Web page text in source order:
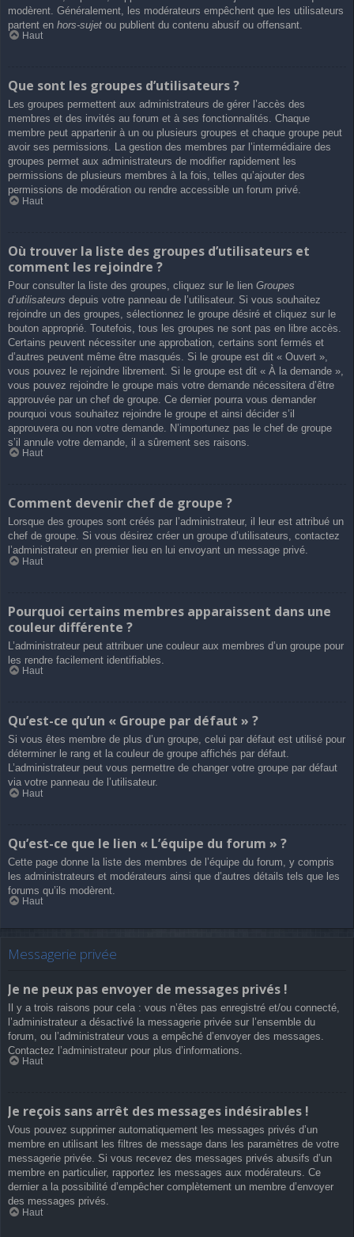
modèrent. Généralement, les modérateurs empêchent que les utilisateurs
partent en hors-sujet ou publient du contenu abusif ou offensant.
Haut
Que sont les groupes d’utilisateurs ?
Les groupes permettent aux administrateurs de gérer l’accès des
membres et des invités au forum et à ses fonctionnalités. Chaque
membre peut appartenir à un ou plusieurs groupes et chaque groupe peut
avoir ses permissions. La gestion des membres par l’intermédiaire des
groupes permet aux administrateurs de modifier rapidement les
permissions de plusieurs membres à la fois, telles qu’ajouter des
permissions de modération ou rendre accessible un forum privé.
Haut
Où trouver la liste des groupes d’utilisateurs et
comment les rejoindre ?
Pour consulter la liste des groupes, cliquez sur le lien Groupes
d’utilisateurs depuis votre panneau de l’utilisateur. Si vous souhaitez
rejoindre un des groupes, sélectionnez le groupe désiré et cliquez sur le
bouton approprié. Toutefois, tous les groupes ne sont pas en libre accès.
Certains peuvent nécessiter une approbation, certains sont fermés et
d’autres peuvent même être masqués. Si le groupe est dit « Ouvert »,
vous pouvez le rejoindre librement. Si le groupe est dit « À la demande »,
vous pouvez rejoindre le groupe mais votre demande nécessitera d’être
approuvée par un chef de groupe. Ce dernier pourra vous demander
pourquoi vous souhaitez rejoindre le groupe et ainsi décider s’il
approuvera ou non votre demande. N’importunez pas le chef de groupe
s’il annule votre demande, il a sûrement ses raisons.
Haut
Comment devenir chef de groupe ?
Lorsque des groupes sont créés par l’administrateur, il leur est attribué un
chef de groupe. Si vous désirez créer un groupe d’utilisateurs, contactez
l’administrateur en premier lieu en lui envoyant un message privé.
Haut
Pourquoi certains membres apparaissent dans une
couleur différente ?
L’administrateur peut attribuer une couleur aux membres d’un groupe pour
les rendre facilement identifiables.
Haut
Qu’est-ce qu’un « Groupe par défaut » ?
Si vous êtes membre de plus d’un groupe, celui par défaut est utilisé pour
déterminer le rang et la couleur de groupe affichés par défaut.
L’administrateur peut vous permettre de changer votre groupe par défaut
via votre panneau de l’utilisateur.
Haut
Qu’est-ce que le lien « L’équipe du forum » ?
Cette page donne la liste des membres de l’équipe du forum, y compris
les administrateurs et modérateurs ainsi que d’autres détails tels que les
forums qu’ils modèrent.
Haut
Messagerie privée
Je ne peux pas envoyer de messages privés !
Il y a trois raisons pour cela : vous n’êtes pas enregistré et/ou connecté,
l’administrateur a désactivé la messagerie privée sur l’ensemble du
forum, ou l’administrateur vous a empêché d’envoyer des messages.
Contactez l’administrateur pour plus d’informations.
Haut
Je reçois sans arrêt des messages indésirables !
Vous pouvez supprimer automatiquement les messages privés d’un
membre en utilisant les filtres de message dans les paramètres de votre
messagerie privée. Si vous recevez des messages privés abusifs d’un
membre en particulier, rapportez les messages aux modérateurs. Ce
dernier a la possibilité d’empêcher complètement un membre d’envoyer
des messages privés.
Haut